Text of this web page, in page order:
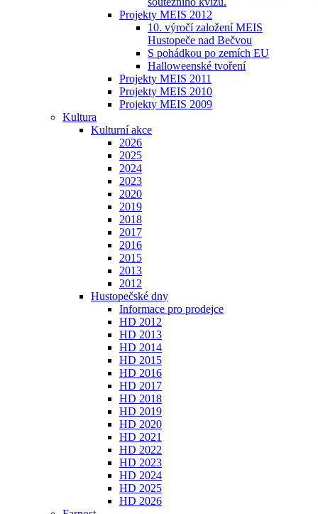
Projekty MEIS 2012
10. výročí založení MEIS
Hustopeče nad Bečvou
S pohádkou po zemích EU
Halloweenské tvoření
Projekty MEIS 2011
Projekty MEIS 2010
Projekty MEIS 2009
Kultura
Kulturní akce
2026
2025
2024
2023
2020
2019
2018
2017
2016
2015
2013
2012
Hustopečské dny
Informace pro prodejce
HD 2012
HD 2013
HD 2014
HD 2015
HD 2016
HD 2017
HD 2018
HD 2019
HD 2020
HD 2021
HD 2022
HD 2023
HD 2024
HD 2025
HD 2026